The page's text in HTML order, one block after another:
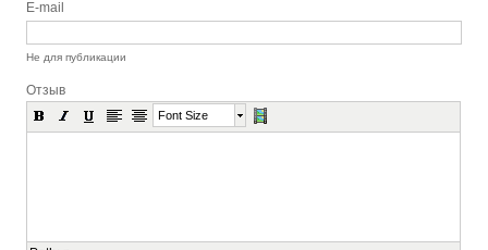
E-mail
Не для публикации
Отзыв
Font Size